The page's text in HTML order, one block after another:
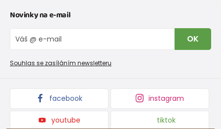
Tabulka velikostí obuvi
Vrácení zboží a reklamace
Reklamační řád
Nevyzvednutá objednávka na dobírku
O nás
Blog
Velkoobchod PiDiLiDi
Affiliate program
Kolekce zboží
Novinky na e-mail
OK
Souhlas se zasíláním newsletteru
facebook instagram
youtube tiktok